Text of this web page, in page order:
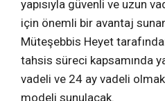
yapısıyla güvenli ve uzun
için önemli bir avantaj
Müteşebbis Heyet
tahsis süreci kapsamında
vadeli ve 24 ay vadeli
modeli sunulacak.